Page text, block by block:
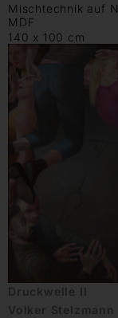
Mischtechnik auf
MDF
140 x 100 cm
Druckwelle II
Volker Stelzmann